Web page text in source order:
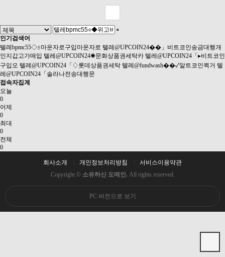
인기검색어
텔레bpmc55◇±마운자로구입마운자로 텔레@UPCOIN24��」비트코인송금대행개
인지갑고가매입 텔레@UPCOIN24✺문화상품권세탁카 텔레@UPCOIN24「▸비트코인
구입오 텔레@UPCOIN24「♢롯데상품권세탁 텔레@fundwash��✓알트코인퀵거 텔
레@UPCOIN24「솔라나전송대행문
접속자집계
오늘
0
어제
0
최대
0
전체
0
회사소개 개인정보처리방침
서비스이용약관
Copyright © 소유하신 도메인. All rights reserved.
PC 버전으로 보기